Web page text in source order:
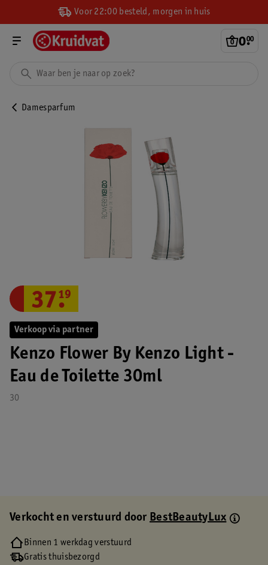
Voor 22:00 besteld, morgen in huis
0.
00
Damesparfum
Verkoop via partner
Kenzo Flower By Kenzo Light -
Eau de Toilette 30ml
30
37.
19
Verkocht en verstuurd doorBestBeautyLux
Binnen 1 werkdag verstuurd
Gratis thuisbezorgd